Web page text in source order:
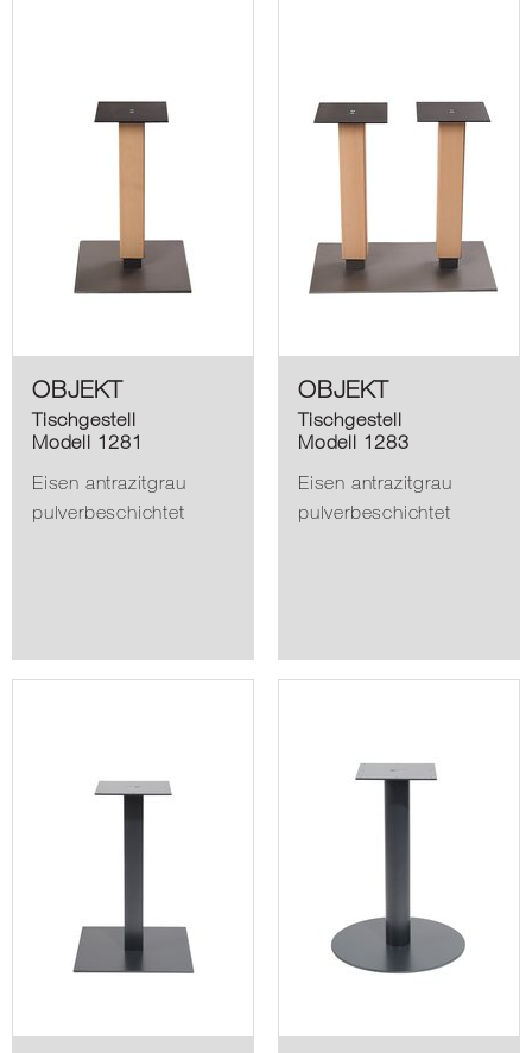
OBJEKT
Tischgestell
Modell 1281
Eisen antrazitgrau
pulverbeschichtet
OBJEKT
Tischgestell
Modell 1283
Eisen antrazitgrau
pulverbeschichtet